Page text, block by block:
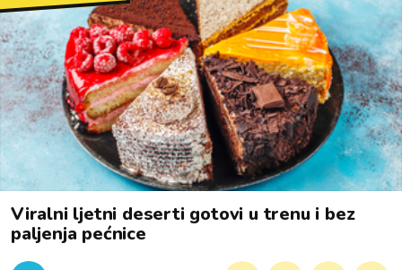
Viralni ljetni deserti gotovi u trenu i bez
paljenja pećnice